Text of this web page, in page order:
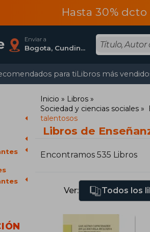
Hasta 30%
Enviar a
Bogota, Cundinamarca
para tiLibros más
Inicio
Libros
Sociedad y ciencias sociales
talentosos
Libros de
Encontramos 535 Libros
Ver: Todos los